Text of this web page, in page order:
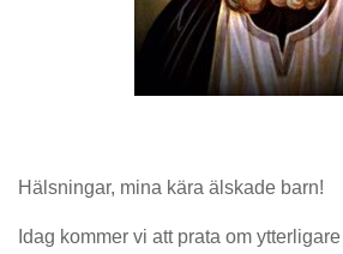
Hälsningar, mina kära älskade barn!
Idag kommer vi att prata om